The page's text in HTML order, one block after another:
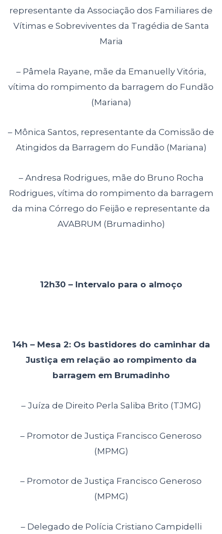
representante da Associação dos Familiares de
Vítimas e Sobreviventes da Tragédia de Santa
Maria
– Pâmela Rayane, mãe da Emanuelly Vitória,
vítima do rompimento da barragem do Fundão
(Mariana)
– Mônica Santos, representante da Comissão de
Atingidos da Barragem do Fundão (Mariana)
– Andresa Rodrigues, mãe do Bruno Rocha
Rodrigues, vítima do rompimento da barragem
da mina Córrego do Feijão e representante da
AVABRUM (Brumadinho)
12h30 – Intervalo para o almoço
14h – Mesa 2: Os bastidores do caminhar da
Justiça em relação ao rompimento da
barragem em Brumadinho
– Juíza de Direito Perla Saliba Brito (TJMG)
– Promotor de Justiça Francisco Generoso
(MPMG)
– Promotor de Justiça Francisco Generoso
(MPMG)
– Delegado de Polícia Cristiano Campidelli